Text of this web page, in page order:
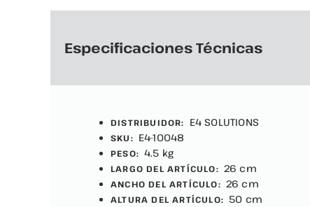
Especificaciones Técnicas
DISTRIBUIDOR: E4 SOLUTIONS
SKU: E4-10048
PESO: 4.5 kg
LARGO DEL ARTÍCULO: 26 cm
ANCHO DEL ARTÍCULO: 26 cm
ALTURA DEL ARTÍCULO: 50 cm